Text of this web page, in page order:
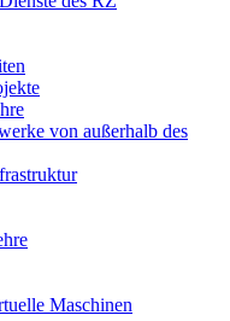
von außerhalb des
Maschinen